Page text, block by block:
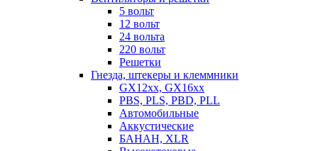
5 вольт
12 вольт
24 вольта
220 вольт
Решетки
Гнезда, штекеры и клеммники
GX12xx, GX16xx
PBS, PLS, PBD, PLL
Автомобильные
Аккустические
БАНАН, XLR